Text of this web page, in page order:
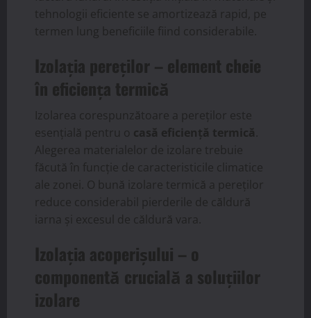
tehnologii eficiente se amortizează rapid, pe
termen lung beneficiile fiind considerabile.
Izolația pereților – element cheie
în eficiența termică
Izolarea corespunzătoare a pereților este
esențială pentru o casă eficiență termică
Alegerea materialelor de izolare trebuie
făcută în funcție de caracteristicile climatice
ale zonei. O bună izolare termică a pereților
reduce considerabil pierderile de căldură
iarna și excesul de căldură vara.
Izolația acoperișului – o
componentă crucială a soluțiilor
izolare